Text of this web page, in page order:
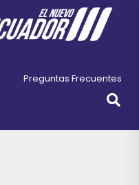
Preguntas Frecuentes